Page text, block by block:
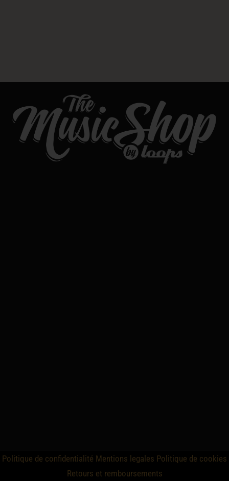
Politique de confidentialité Mentions legales Politique de cookies
Retours et remboursements